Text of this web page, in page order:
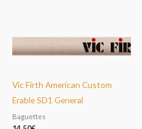
Vic Firth American Custom
Erable SD1 General
Baguettes